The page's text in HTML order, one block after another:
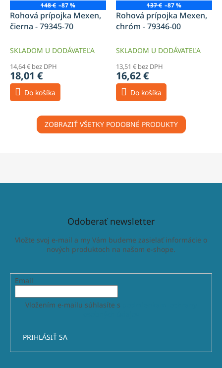
148 € –87 %
Rohová prípojka Mexen,
čierna - 79345-70
SKLADOM U DODÁVATEĽA
14,64 € bez DPH
18,01 €
Do košíka
137 € –87 %
Rohová prípojka Mexen,
chróm - 79346-00
SKLADOM U DODÁVATEĽA
13,51 € bez DPH
16,62 €
Do košíka
ZOBRAZIŤ VŠETKY PODOBNÉ PRODUKTY
Odoberať newsletter
Vložte svoj e-mail a my Vám budeme zasielať informácie o
nových produktoch na našom e-shope.
Email
Vložením e-mailu súhlasíte s
PRIHLÁSIŤ SA